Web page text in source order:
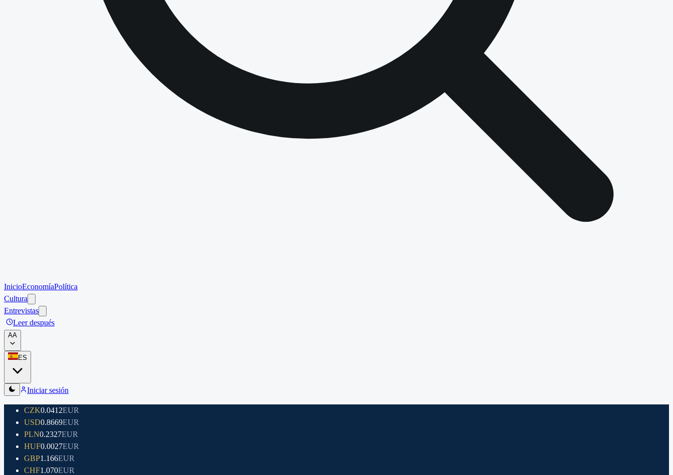
InicioEconomíaPolítica
Cultura
Entrevistas
Leer después
AA
ES
Iniciar sesión
CZK0.0412EUR
USD0.8669EUR
PLN0.2327EUR
HUF0.0027EUR
GBP1.166EUR
CHF1.070EUR